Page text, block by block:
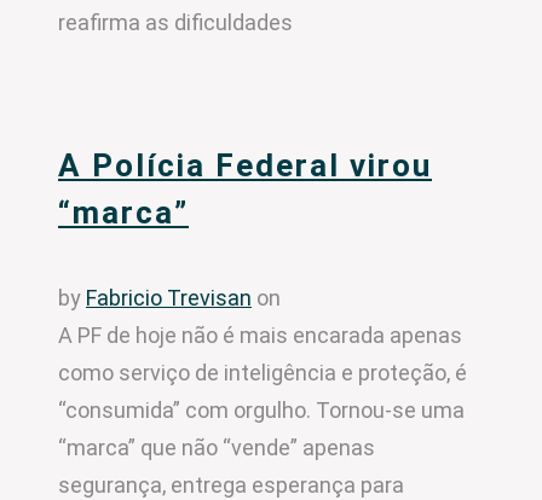
reafirma as dificuldades
A Polícia Federal virou
“marca”
by Fabricio Trevisan on
A PF de hoje não é mais encarada apenas
como serviço de inteligência e proteção, é
“consumida” com orgulho. Tornou-se uma
“marca” que não “vende” apenas
segurança, entrega esperança para